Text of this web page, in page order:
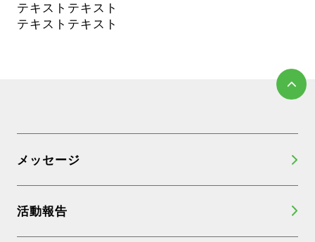
テキストテキスト
テキストテキスト
メッセージ
活動報告